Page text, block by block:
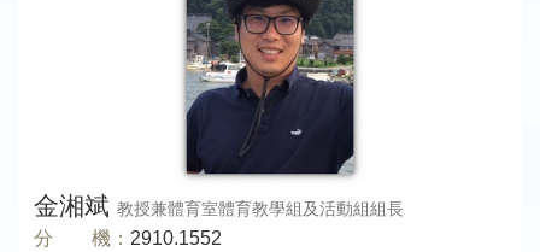
金湘斌 教授兼體育室體育教學組及活動組組長
分 機： 2910.1552